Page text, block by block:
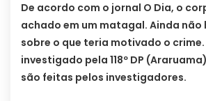
De acordo com o jornal O Dia, o
achado em um matagal. Ainda
sobre o que teria motivado o crime.
investigado pela 118º DP
são feitas pelos investigadores.